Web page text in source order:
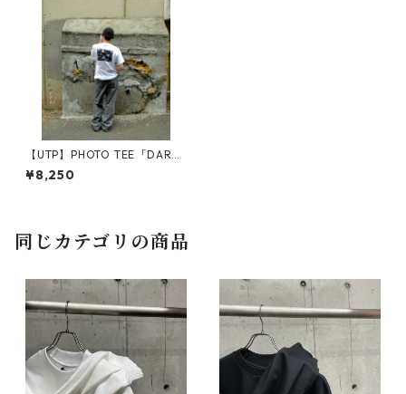
【UTP】PHOTO TEE「DARK
FLOWER」_WHITE
¥8,250
同じカテゴリの商品